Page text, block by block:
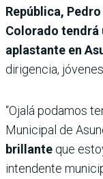
República,
Colorado tendrá
aplastante en
dirigencia,
“Ojalá podamos
Municipal de
brillante que
intendente